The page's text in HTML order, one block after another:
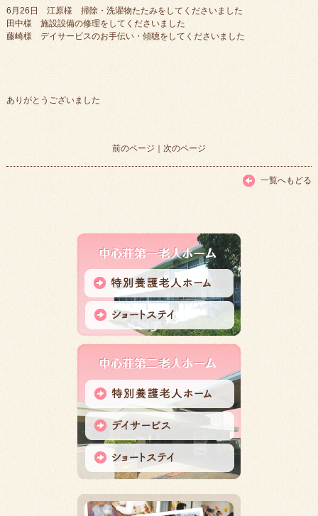
6月26日 江原様 掃除・洗濯物たたみをしてくださいました
田中様 施設設備の修理をしてくださいました
藤崎様 デイサービスのお手伝い・傾聴をしてくださいました
ありがとうございました
前のページ ｜ 次のページ
一覧へもどる